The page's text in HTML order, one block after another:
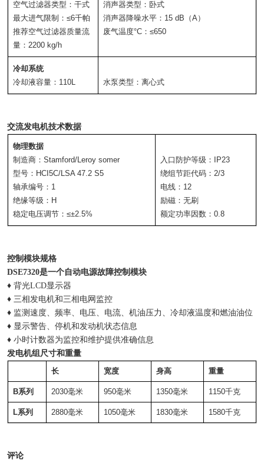
空气过滤器类型：干式
最大进气限制：≤6千帕
推荐空气过滤器质量流
量：2200 kg/h
消声器类型：卧式
消声器降噪水平：15 dB（A）
废气温度°C：≤650
冷却系统
冷却液容量：110L
水泵类型：离心式
交流发电机技术数据
物理数据
制造商：Stamford/Leroy somer
型号：HCI5C/LSA 47.2 S5
轴承编号：1
绝缘等级：H
稳定电压调节：≤±2.5%
入口防护等级：IP23
绕组节距代码：2/3
电线：12
励磁：无刷
额定功率因数：0.8
控制模块规格
DSE7320是一个自动电源故障控制模块
♦ 背光LCD显示器
♦ 三相发电机和三相电网监控
♦ 监测速度、频率、电压、电流、机油压力、冷却液温度和燃油油位
♦ 显示警告、停机和发动机状态信息
♦ 小时计数器为监控和维护提供准确信息
发电机组尺寸和重量
长 宽度 身高 重量
B系列 2030毫米 950毫米 1350毫米 1150千克
L系列 2880毫米 1050毫米 1830毫米 1580千克
评论